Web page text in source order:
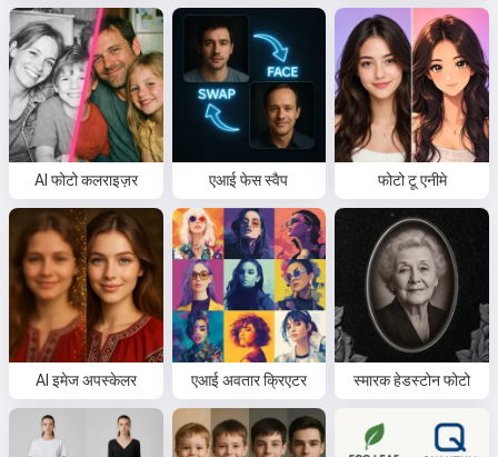
AI फोटो कलराइज़र एआई फेस स्वैप फोटो टू एनीमे
AI इमेज अपस्केलर एआई अवतार क्रिएटर स्मारक हेडस्टोन फोटो